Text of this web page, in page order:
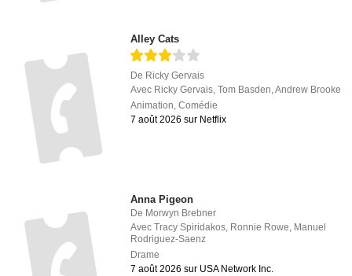
Alley Cats
De Ricky Gervais
Avec Ricky Gervais,Tom Basden,Andrew Brooke
Animation,Comédie
7 août 2026 sur Netflix
Anna Pigeon
De Morwyn Brebner
AvecTracy Spiridakos Ronnie Rowe Manuel
Rodriguez-Saenz
Drame
7 août 2026 sur USA Network Inc.